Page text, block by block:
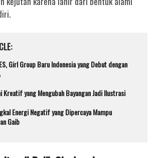
Girl Group Baru Indonesia yang Debut dengan
Kreatif yang Mengubah Bayangan Jadi Ilustrasi
Energi Negatif yang Dipercaya Mampu
Gaib